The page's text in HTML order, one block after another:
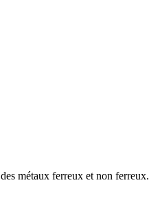
métaux ferreux et non ferreux.